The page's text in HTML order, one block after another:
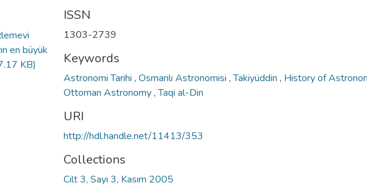
en büyük
KB)
ISSN
1303-2739
Keywords
Astronomi Tarihi , Osmanlı Astronomisi ,Takiyüddin , History of
Ottoman Astronomy,Taqi al-Din
URI
http://hdl.handle.net/11413/353
Collections
Cilt 3, Sayı 3, Kasım 2005